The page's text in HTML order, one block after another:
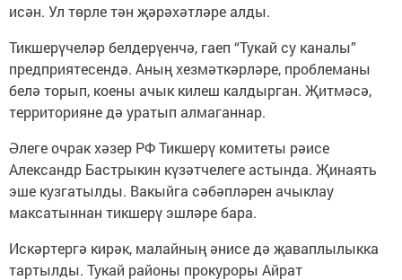
исән. Ул төрле тән җәрәхәтләре алды.
Тикшерүчеләр белдерүенчә, гаеп “Тукай су каналы”
предприятесендә. Аның хезмәткәрләре, проблеманы
белә торып, коены ачык килеш калдырган. Җитмәсә,
территорияне дә уратып алмаганнар.
Әлеге очрак хәзер РФ Тикшерү комитеты рәисе
Александр Бастрыкин күзәтчелеге астында. Җинаять
эше кузгатылды. Вакыйга сәбәпләрен ачыклау
максатыннан тикшерү эшләре бара.
Искәртергә кирәк, малайның әнисе дә җаваплылыкка
тартылды. Тукай районы прокуроры Айрат